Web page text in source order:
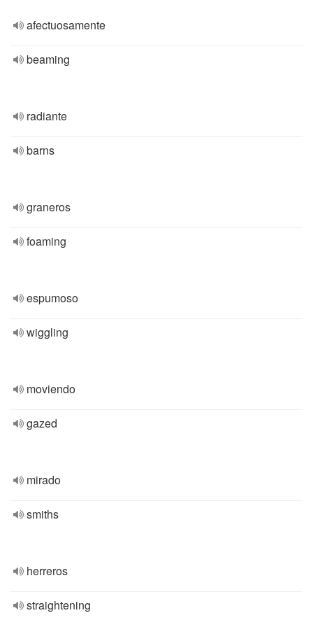
afectuosamente
beaming
radiante
barns
graneros
foaming
espumoso
wiggling
moviendo
gazed
mirado
smiths
herreros
straightening